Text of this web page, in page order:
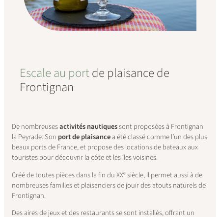
Escale au portde plaisance de
Frontignan
De nombreusesactivités nautiquessont proposées à Frontignan
la Peyrade. Son port de plaisancea été classé comme l’un des plus
beaux ports de France, et propose des locations de bateaux aux
touristes pour découvrir la côte et les îles voisines.
Créé de toutes pièces dans la fin du XXᵉ siècle, il permet aussi à de
nombreuses familles et plaisanciers de jouir des atouts naturels de
Frontignan.
Des aires de jeux et des restaurants se sont installés, offrant un